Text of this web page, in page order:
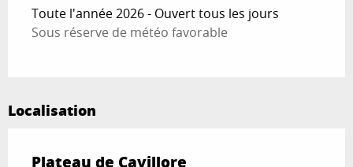
Toute l'année 2026 - Ouvert tous les jours
Sous réserve de météo favorable
Localisation
Plateau de Cavillore